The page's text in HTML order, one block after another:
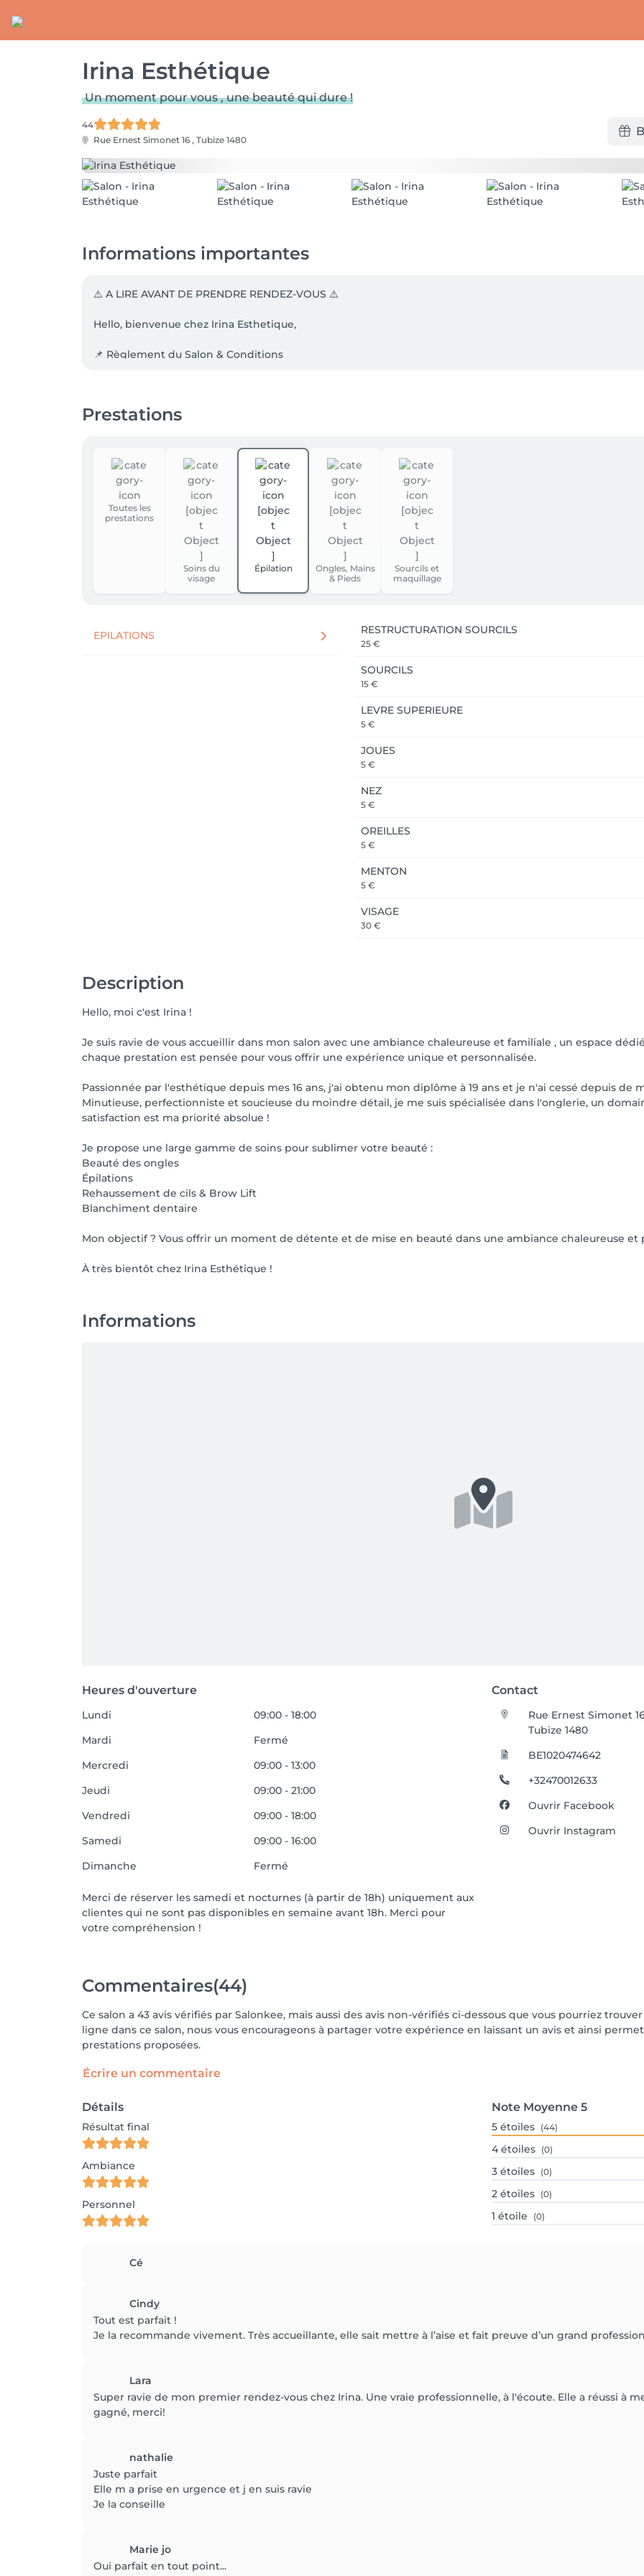
Irina Esthétique
Un moment pour vous , une beauté qui dure !
44
Rue Ernest Simonet 16 , Tubize 1480
Informations importantes
⚠️ A LIRE AVANT DE PRENDRE RENDEZ-VOUS ⚠️
Hello, bienvenue chez Irina Esthetique,
📌 Règlement du Salon & Conditions
⚠️• Lors de la réservation, une empreinte bancaire est demandé. Il s’agit d’une mesure de protection en
• Prévenir au moins 2 jours à l’avance pour annuler ou déplacer un rendez-vous. Passé ce délai, des frais
- 24h à l’avance → 50% du prix
- 12h à l’avance → 100%
- Le jour J ou en cas d’absence → 100% du prix
- Je prends en compte certaines circonstances exceptionnelles.
- Les bons cadeaux ont une validité de 6 mois maximum.
📍 Accueil & Accompagnants
- Si vous êtes en avance, attendez dans votre voiture (pas de salle d’attente).
- Si vous êtes sans voiture et qu’il pleut, je vous accueillerai à l’intérieur.
- Pas d’accompagnants (enfants, animaux, etc.), sauf accord préalable.
- En cas de retard, je peux raccourcir ou annuler la prestation.
- Si vous êtes malade ou avez des symptômes, merci de reporter votre rendez-vous.
🚗  Stationnement
- Bus : arrêt à 5 min à pied.
- Train : gare à 10min à pied.
Prestations
Toutes les
prestations
Soins du
visage
Épilation
Ongles, Mains
& Pieds
Sourcils et
maquillage
EPILATIONS RESTRUCTURATION SOURCILS
25 €
SOURCILS
15 €
LEVRE SUPERIEURE
5 €
JOUES
5 €
NEZ
5 €
OREILLES
5 €
MENTON
5 €
VISAGE
30 €
Description
Hello, moi c'est Irina !
Je suis ravie de vous accueillir dans mon salon avec une ambiance chaleureuse et familiale , un espace
chaque prestation est pensée pour vous offrir une expérience unique et personnalisée.
Passionnée par l'esthétique depuis mes 16 ans, j'ai obtenu mon diplôme à 19 ans et je n'ai cessé depuis
Minutieuse, perfectionniste et soucieuse du moindre détail, je me suis spécialisée dans l'onglerie, un
satisfaction est ma priorité absolue !
Je propose une large gamme de soins pour sublimer votre beauté :
Beauté des ongles
Épilations
Rehaussement de cils & Brow Lift
Blanchiment dentaire
Mon objectif ? Vous offrir un moment de détente et de mise en beauté dans une ambiance chaleureuse et
Informations
Heures d'ouverture Contact
Lundi
09:00 - 18:00
Mardi
Fermé
Mercredi
09:00 - 13:00
Jeudi
09:00 - 21:00
Vendredi
09:00 - 18:00
Samedi
09:00 - 16:00
Dimanche
Fermé
Merci de réserver les samedi et nocturnes (à partir de 18h) uniquement aux
clientes qui ne sont pas disponibles en semaine avant 18h. Merci pour
votre compréhension !
Rue Ernest Simonet
Tubize 1480
BE1020474642
+32470012633
Ouvrir Facebook
Ouvrir Instagram
Commentaires(44)
Ce salon a 43 avis vérifiés par Salonkee, mais aussi des avis non-vérifiés ci-dessous que vous pourriez
ligne dans ce salon, nous vous encourageons à partager votre expérience en laissant un avis et ainsi
prestations proposées.
Écrire un commentaire
Détails
Résultat final
Ambiance
Personnel
Note Moyenne 5
5 étoiles (44)
4 étoiles (0)
3 étoiles (0)
2 étoiles (0)
1 étoile (0)
Cé
Cindy
Tout est parfait !
Je la recommande vivement. Très accueillante, elle sait mettre à l’aise et fait preuve d’un grand
Lara
Super ravie de mon premier rendez-vous chez Irina. Une vraie professionnelle, à l'écoute. Elle a réussi à
gagné, merci!
nathalie
Juste parfait
Elle m a prise en urgence et j en suis ravie
Je la conseille
Marie jo
Oui parfait en tout point...